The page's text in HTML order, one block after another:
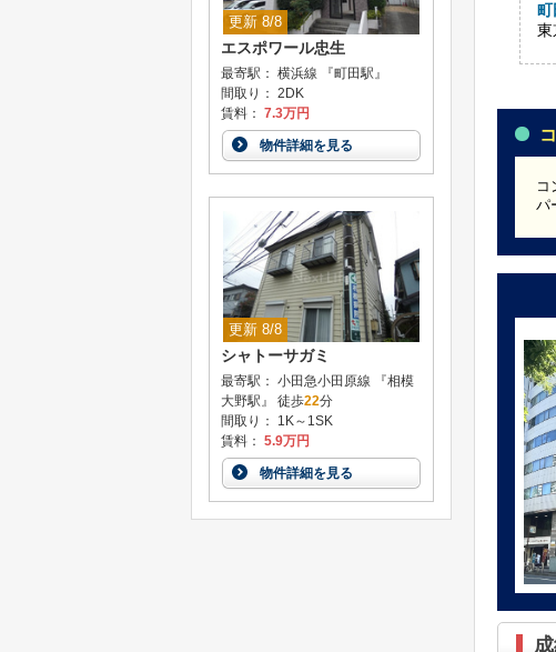
町
東
コ
パ
更新 8/8
エスポワール忠生
最寄駅： 横浜線 『町田駅』
間取り： 2DK
賃料： 7.3万円
物件詳細を見る
更新 8/8
シャトーサガミ
最寄駅： 小田急小田原線 『相模
大野駅』 徒歩22分
間取り： 1K～1SK
賃料： 5.9万円
物件詳細を見る